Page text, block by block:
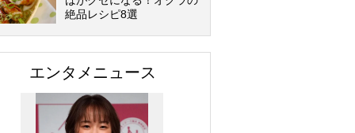
絶品レシピ8選
エンタメニュース